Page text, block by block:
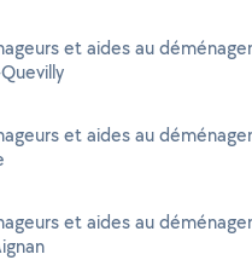
et aides au
et aides au
et aides au